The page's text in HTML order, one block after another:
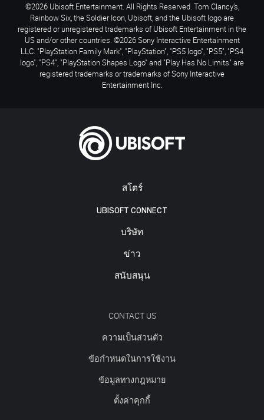
สโตร์
UBISOFT CONNECT
บริษัท
ข่าว
สนับสนุน
CONTACT US
ความเป็นส่วนตัว
ข้อกำหนดในการใช้งาน
ข้อมูลทางกฎหมาย
ตั้งค่าคุกกี้
©2026 Ubisoft Entertainment. All Rights Reserved. Tom Clancy’s,
Rainbow Six, the Soldier Icon, Ubisoft, and the Ubisoft logo are
registered or unregistered trademarks of Ubisoft Entertainment in the
US and/or other countries. ©2026 Sony Interactive Entertainment
LLC. "PlayStation Family Mark", "PlayStation", "PS5 logo", "PS5", "PS4
logo", "PS4", "PlayStation Shapes Logo" and "Play Has No Limits" are
registered trademarks or trademarks of Sony Interactive
Entertainment Inc.